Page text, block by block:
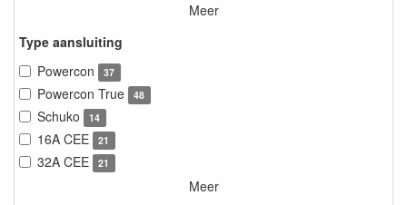
Meer
Type aansluiting
Powercon
37
Powercon True 48
Schuko 14
16A CEE 21
32A CEE 21
Meer